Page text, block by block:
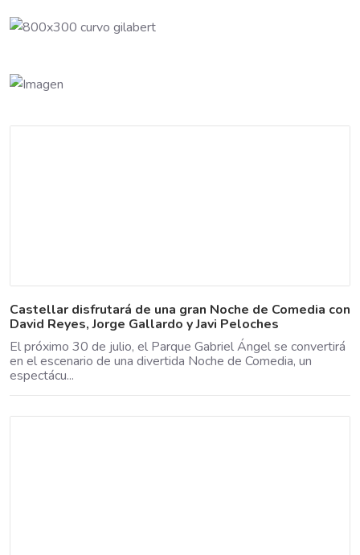
Castellar disfrutará de una gran Noche de Comedia con
David Reyes, Jorge Gallardo y Javi Peloches
El próximo 30 de julio, el Parque Gabriel Ángel se convertirá
en el escenario de una divertida Noche de Comedia, un
espectácu...